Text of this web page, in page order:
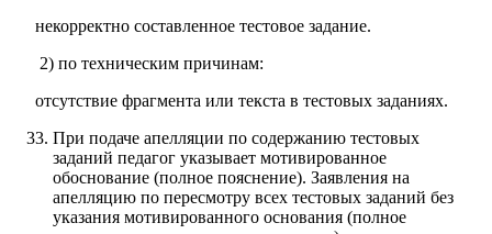
некорректно составленное тестовое задание.
2) по техническим причинам:
отсутствие фрагмента или текста в тестовых заданиях.
При подаче апелляции по содержанию тестовых
заданий педагог указывает мотивированное
обоснование (полное пояснение). Заявления на
апелляцию по пересмотру всех тестовых заданий без
указания мотивированного основания (полное